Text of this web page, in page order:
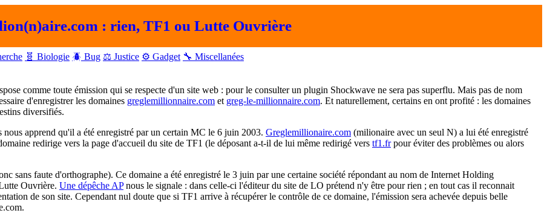
: rien, TF1 ou Lutte Ouvrière
🧬 Biologie 🪲 Bug ⚖️ Justice ⚙️ Gadget 🔧 Miscellanées
comme toute émission qui se respecte d'un site web : pour le consulter un plugin Shockwave ne sera pas superflu. Mais pas de nom
d'enregistrer les domaines greglemillionnaire.com et greg-le-millionnaire.com. Et naturellement, certains en ont profité : les domaines
diversifiés.
apprend qu'il a été enregistré par un certain MC le 6 juin 2003. Greglemillionaire.com (milionaire avec un seul N) a lui été enregistré
redirige vers la page d'accueil du site de TF1 (le déposant a-t-il de lui même redirigé vers tf1.frpour éviter des problèmes ou alors
sans faute d'orthographe). Ce domaine a été enregistré le 3 juin par une certaine société répondant au nom de Internet Holding
Ouvrière. Une dépêche APnous le signale : dans celle-ci l'éditeur du site de LO prétend n'y être pour rien ; en tout cas il reconnait
de son site. Cependant nul doute que si TF1 arrive à récupérer le contrôle de ce domaine, l'émission sera achevée depuis belle